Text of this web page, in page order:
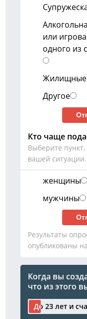
или
одного из
Другое
Кто чаще
Выберите
вашей ситуации.
женщины
мужчины
Результаты
опубликованы
Когда вы
что из этого
До 23 лет и
До 23 лет и